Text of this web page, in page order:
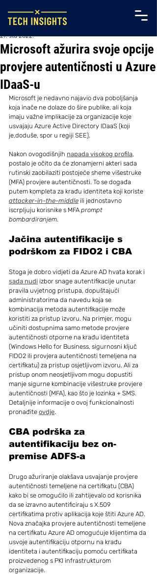
Microsoft ažurira svoje opcije
provjere autentičnosti u Azure
IDaaS-u
27. stu 2022.
Microsoft je nedavno najavio dva poboljšanja
koja inače ne dolaze do šire publike, ali koja
imaju važne implikacije za organizacije koje
usvajaju Azure Active Directory IDaaS (koji
je,doduše, spor u regiji SEE).
Nakon ovogodišnjih napada visokog profila,
postalo je očito da će zlonamjerni akteri sada
rutinski zaobilaziti postojeće sheme višestruke
(MFA) provjere autentičnosti. To se događa
putem kompleta za krađu identiteta koji koriste
attacker-in-the-middle ili jednostavno
iscrpljuju korisnike s MFA prompt
bombardiranjem.
Jačina autentifikacije s
podrškom za FIDO2 i CBA
Stoga je dobro vidjeti da Azure AD hvata korak i
sada nudi izbor snage autentifikacije unutar
pravila uvjetnog pristupa, dopuštajući
administratorima da navedu koja se
kombinacija metoda autentifikacije može
koristiti za pristup izvoru. Na primjer, mogu
učiniti dostupnima samo metode provjere
autentičnosti otporne na krađu identiteta
(Windows Hello for Business, sigurnosni ključ
FIDO2 ili provjera autentičnosti temeljena na
certifikatu) za pristup osjetljivom izvoru. Ali za
pristup onom neosjetljivom mogu dopustiti
manje sigurne kombinacije višestruke provjere
autentičnosti (MFA), kao što je lozinka + SMS.
Detaljnije informacije o ovoj funkcionalnosti
pronađite ovdje.
CBA podrška za
autentifikaciju bez on-
premise ADFS-a
Drugo ažuriranje olakšava usvajanje provjere
autentičnosti temeljene na certifikatu (CBA)
kako bi se omogućilo ili zahtijevalo od korisnika
da se izravno autentificiraju s X.509
certifikatima protiv aplikacija koje štiti Azure AD.
Nova značajka provjere autentičnosti temeljene
na certifikatu Azure AD omogućuje klijentima da
usvoje autentifikaciju otpornu na krađu
identiteta i autentifikaciju pomoću certifikata
proizvedenog s PKI infrastrukturom
organizacije.